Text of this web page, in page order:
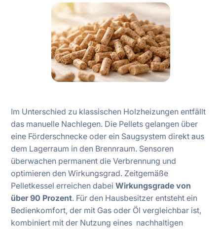
Im Unterschied zu klassischen Holzheizungen entfällt
das manuelle Nachlegen. Die Pellets gelangen über
eine Förderschnecke oder ein Saugsystem direkt aus
dem Lagerraum in den Brennraum. Sensoren
überwachen permanent die Verbrennung und
optimieren den Wirkungsgrad. Zeitgemäße
Pelletkessel erreichen dabeiWirkungsgrade von
über 90 Prozent. Für den Hausbesitzer entsteht ein
Bedienkomfort, der mit Gas oder Öl vergleichbar ist,
kombiniert mit der Nutzung eines nachhaltigen